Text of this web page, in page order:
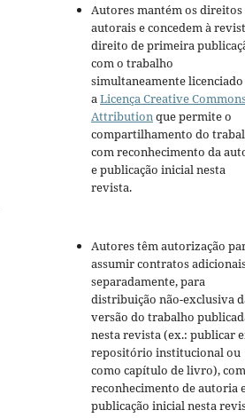
Autores mantém os direitos
autorais e concedem à
direito de primeira
com o trabalho
simultaneamente
a Licença Creative
Attribution que permite o
compartilhamento do
com reconhecimento da
e publicação inicial nesta
revista.
Autores têm autorização
assumir contratos
separadamente, para
distribuição não-exclusiva
versão do trabalho
nesta revista (ex.: publicar
repositório institucional ou
como capítulo de livro), com
reconhecimento de autoria
publicação inicial nesta